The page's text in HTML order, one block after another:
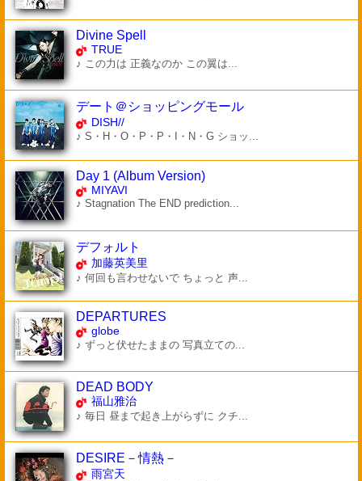
Divine Spell
TRUE
♪ この力は 正義なのか この翼は...
デート＠ショッピングモール
DISH//
♪ S・H・O・P・P・I・N・G ショッ...
Day 1 (Album Version)
MIYAVI
♪ Stagnation The END prediction...
デフォルト
加藤英美里
♪ 何回も言わせないで ちょっと 声...
DEPARTURES
globe
♪ ずっと伏せたままの 写真立ての...
DEAD BODY
福山雅治
♪ 毎日 昼まで起き上がらずに クチ...
DESIRE－情熱－
雨宮天